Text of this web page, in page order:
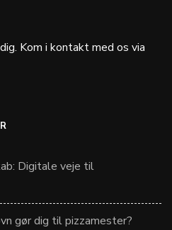
Kom i kontakt med os via
Digitale veje til
gør dig til pizzamester?